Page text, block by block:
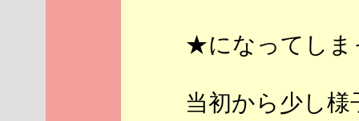
★になってしま
当初から少し